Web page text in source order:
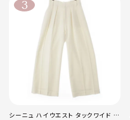
シーニュ ハイウエスト タックワイド パ